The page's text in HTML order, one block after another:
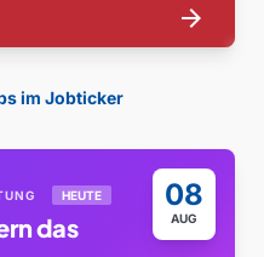
arrow_forward
im Jobticker
08
AUG
HEUTE
das